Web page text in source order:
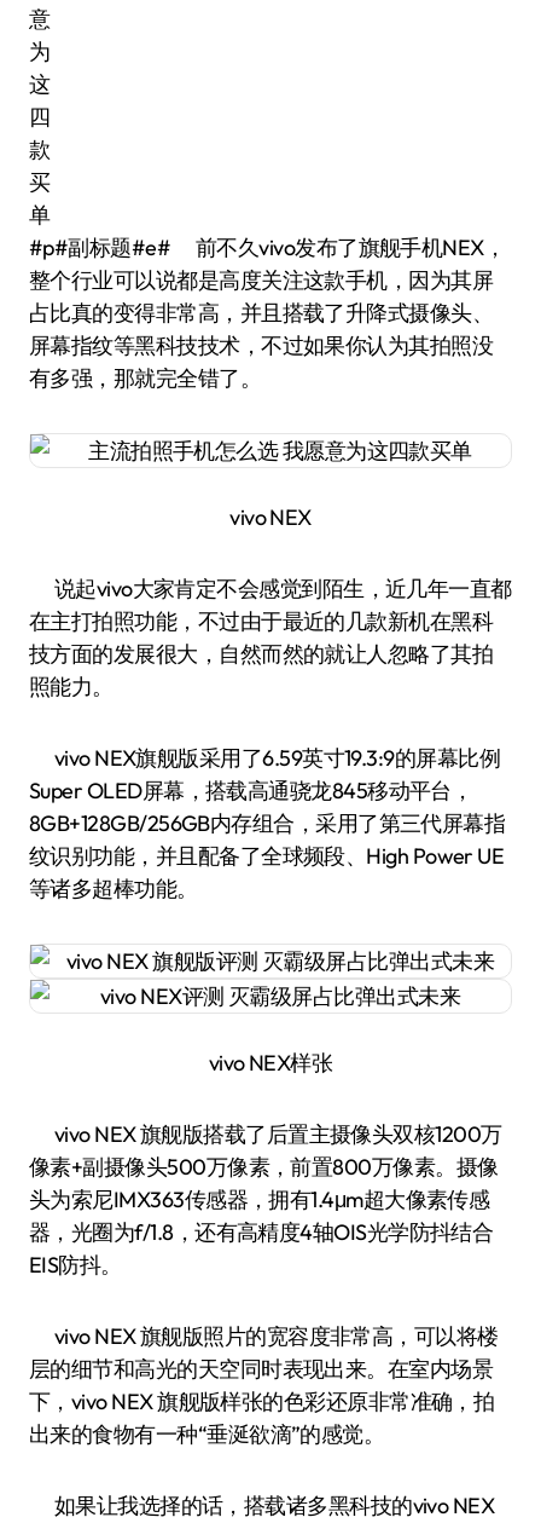
#p#副标题#e# 前不久vivo发布了旗舰手机NEX，
整个行业可以说都是高度关注这款手机，因为其屏
占比真的变得非常高，并且搭载了升降式摄像头、
屏幕指纹等黑科技技术，不过如果你认为其拍照没
有多强，那就完全错了。
vivo NEX
说起vivo大家肯定不会感觉到陌生，近几年一直都
在主打拍照功能，不过由于最近的几款新机在黑科
技方面的发展很大，自然而然的就让人忽略了其拍
照能力。
vivo NEX旗舰版采用了6.59英寸19.3:9的屏幕比例
Super OLED屏幕，搭载高通骁龙845移动平台，
8GB+128GB/256GB内存组合，采用了第三代屏幕指
纹识别功能，并且配备了全球频段、High Power UE
等诸多超棒功能。
vivo NEX样张
vivo NEX 旗舰版搭载了后置主摄像头双核1200万
像素+副摄像头500万像素，前置800万像素。摄像
头为索尼IMX363传感器，拥有1.4μm超大像素传感
器，光圈为f/1.8，还有高精度4轴OIS光学防抖结合
EIS防抖。
vivo NEX 旗舰版照片的宽容度非常高，可以将楼
层的细节和高光的天空同时表现出来。在室内场景
下，vivo NEX 旗舰版样张的色彩还原非常准确，拍
出来的食物有一种“垂涎欲滴”的感觉。
如果让我选择的话，搭载诸多黑科技的vivo NEX